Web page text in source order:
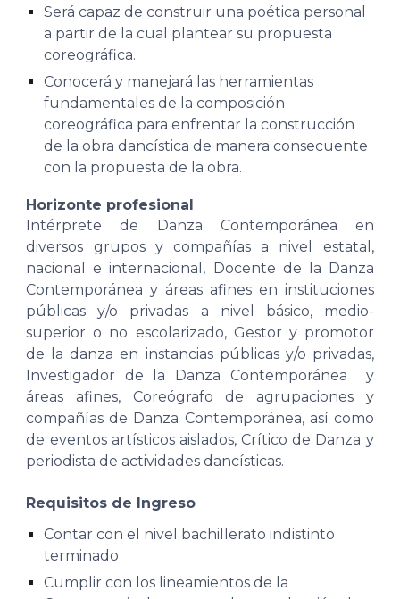
Será capaz de construir una poética personal
a partir de la cual plantear su propuesta
coreográfica.
Conocerá y manejará las herramientas
fundamentales de la composición
coreográfica para enfrentar la construcción
de la obra dancística de manera consecuente
con la propuesta de la obra.
Horizonte profesional
Intérprete de Danza Contemporánea en
diversos grupos y compañías a nivel estatal,
nacional e internacional, Docente de la Danza
Contemporánea y áreas afines en instituciones
públicas y/o privadas a nivel básico, medio-
superior o no escolarizado, Gestor y promotor
de la danza en instancias públicas y/o privadas,
Investigador de la Danza Contemporánea y
áreas afines, Coreógrafo de agrupaciones y
compañías de Danza Contemporánea, así como
de eventos artísticos aislados, Crítico de Danza y
periodista de actividades dancísticas.
Requisitos de Ingreso
Contar con el nivel bachillerato indistinto
terminado
Cumplir con los lineamientos de la